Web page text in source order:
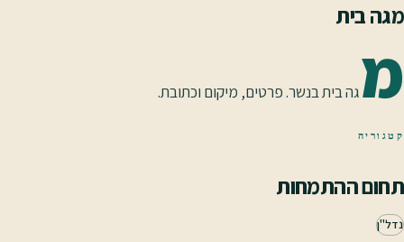
מגה בית
מגה בית בנשר. פרטים, מיקום וכתובת.
קטגוריה
תחום ההתמחות
נדל"ן